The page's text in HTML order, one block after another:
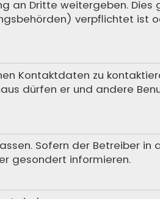
an Dritte weitergeben. Dies
verpflichtet ist
Kontaktdaten zu
dürfen er und andere
Sofern der Betreiber in
gesondert informieren.